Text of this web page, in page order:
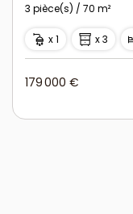
3 pièce(s) / 70 m²
x 1 x 3
179 000 €